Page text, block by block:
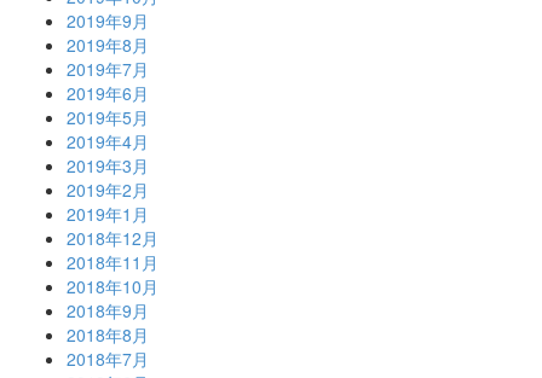
2019年9月
2019年8月
2019年7月
2019年6月
2019年5月
2019年4月
2019年3月
2019年2月
2019年1月
2018年12月
2018年11月
2018年10月
2018年9月
2018年8月
2018年7月